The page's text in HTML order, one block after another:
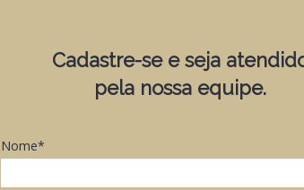
Cadastre-se e seja
pela nossa equipe.
Nome*